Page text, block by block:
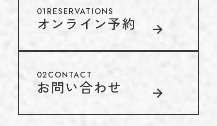
01 RESERVATIONS
オンライン予約
02CONTACT
お問い合わせ